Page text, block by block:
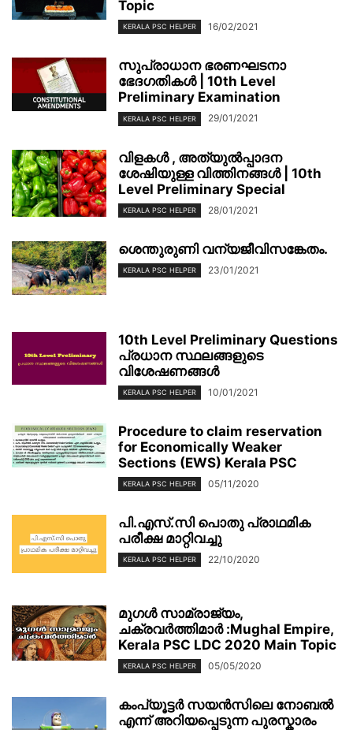
Topic
KERALA PSC HELPER 16/02/2021
സുപ്രാധാന ഭരണഘടനാ
ഭേദഗതികൾ | 10th Level
Preliminary Examination
KERALA PSC HELPER 29/01/2021
വിളകൾ , അത്യുൽപ്പാദന
ശേഷിയുള്ള വിത്തിനങ്ങൾ | 10th
Level Preliminary Special
KERALA PSC HELPER 28/01/2021
ശെന്തുരുണി വന്യജീവിസങ്കേതം.
KERALA PSC HELPER 23/01/2021
10th Level Preliminary Questions
പ്രധാന സ്ഥലങ്ങളുടെ
വിശേഷണങ്ങൾ
KERALA PSC HELPER 10/01/2021
Procedure to claim reservation
for Economically Weaker
Sections (EWS) Kerala PSC
KERALA PSC HELPER 05/11/2020
പി.എസ്.സി പൊതു പ്രാഥമിക
പരീക്ഷ മാറ്റിവച്ചു
KERALA PSC HELPER 22/10/2020
മുഗള്‍ സാമ്രാജ്യം,
ചക്രവര്‍ത്തിമാര്‍ :Mughal Empire,
Kerala PSC LDC 2020 Main Topic
KERALA PSC HELPER 05/05/2020
കംപ്യൂട്ടർ സയൻസിലെ നോബൽ
എന്ന് അറിയപ്പെടുന്ന പുരസ്കാരം